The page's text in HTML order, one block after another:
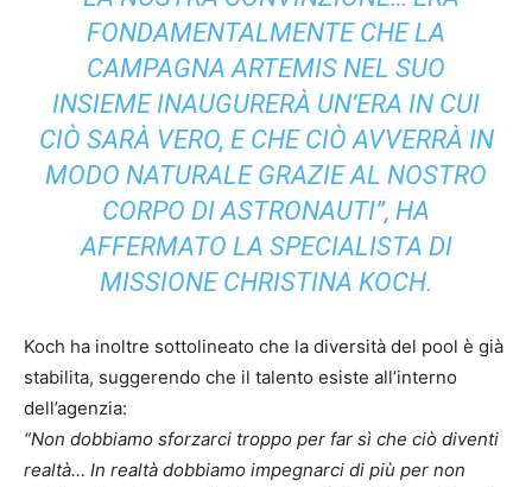
FONDAMENTALMENTE CHE LA
CAMPAGNA ARTEMIS NEL SUO
INSIEME INAUGURERÀ UN’ERA IN CUI
CIÒ SARÀ VERO, E CHE CIÒ AVVERRÀ IN
MODO NATURALE GRAZIE AL NOSTRO
CORPO DI ASTRONAUTI”, HA
AFFERMATO LA SPECIALISTA DI
MISSIONE CHRISTINA KOCH.
Koch ha inoltre sottolineato che la diversità del pool è già
stabilita, suggerendo che il talento esiste all’interno
dell’agenzia:
“Non dobbiamo sforzarci troppo per far sì che ciò diventi
realtà… In realtà dobbiamo impegnarci di più per non